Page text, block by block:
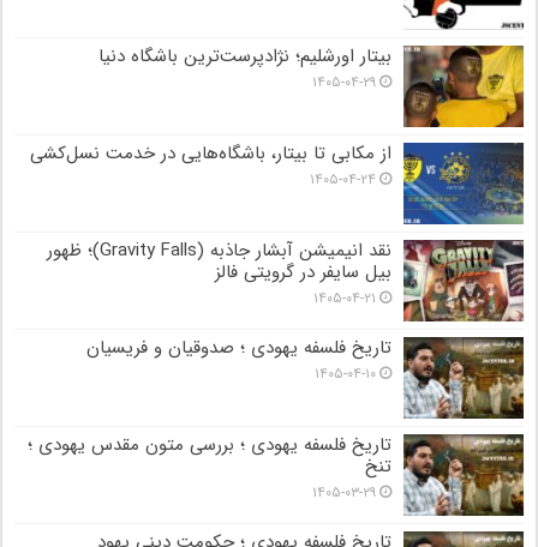
بیتار اورشلیم؛ نژادپرست‌ترین باشگاه دنیا
۱۴۰۵-۰۴-۲۹
از مکابی تا بیتار، باشگاه‌هایی در خدمت نسل‌کشی
۱۴۰۵-۰۴-۲۴
نقد انیمیشن آبشار جاذبه (Gravity Falls)؛ ظهور
بیل سایفر در گرویتی فالز
۱۴۰۵-۰۴-۲۱
تاریخ فلسفه یهودی ؛ صدوقیان و فریسیان
۱۴۰۵-۰۴-۱۰
تاریخ فلسفه یهودی ؛ بررسی متون مقدس یهودی ؛
تنخ
۱۴۰۵-۰۳-۲۹